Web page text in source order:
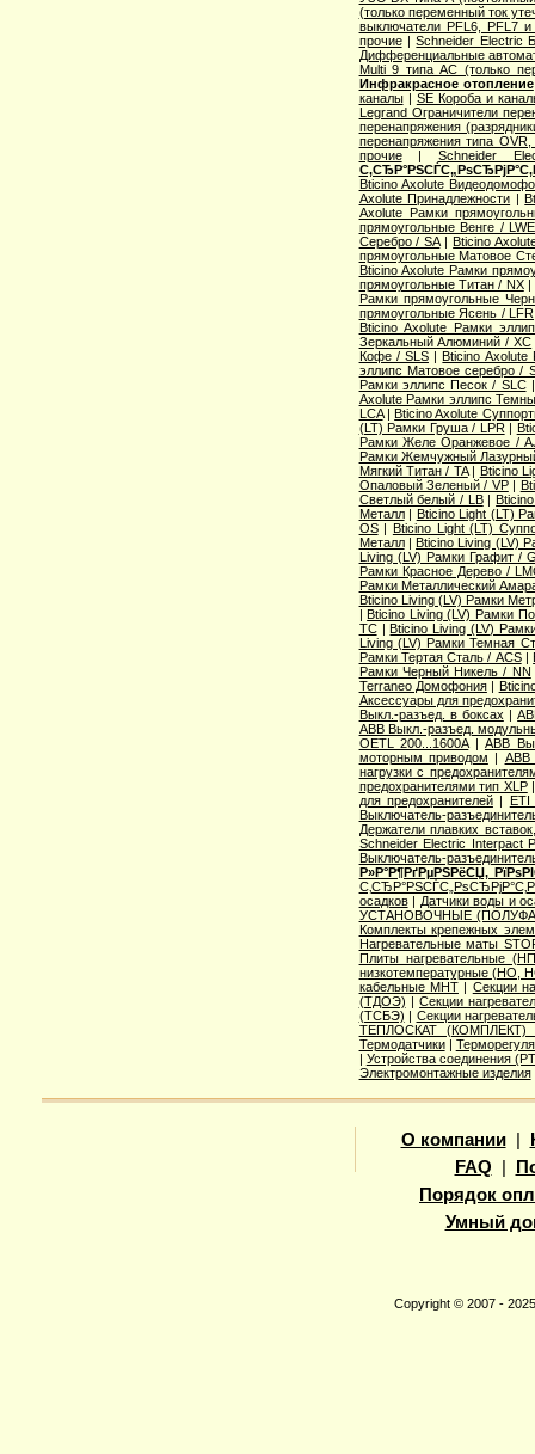
(только переменный ток
выключатели PFL6, PFL7 и
прочие|Schneider Electric
Дифференциальные
Multi 9 типа АС (только
Инфракрасное отопление
каналы| SE Короба и
Legrand Ограничители
перенапряжения
перенапряжения типа
прочие|Schneider
Bticino Axolute
Axolute Принадлежности |
Axolute Рамки
прямоугольные Венге / LWE
Серебро / SA|Bticino
прямоугольные Матовое
Bticino Axolute Рамки
прямоугольные Титан / NX|
Рамки прямоугольные
прямоугольные Ясень / LFR
Bticino Axolute Рамки
Зеркальный Алюминий / XC
Кофе / SLS|Bticino Axolute
эллипс Матовое серебро /
Рамки эллипс Песок / SLC
Axolute Рамки эллипс
LCA|Bticino Axolute
(LT) Рамки Груша / LPR|
Рамки Желе Оранжевое /
Рамки Жемчужный
Мягкий Титан / TA| Bticino
Опаловый Зеленый / VP|
Светлый белый / LB|
Металл| Bticino Light (LT)
OS| Bticino Light (LT)
Металл|Bticino Living (LV)
Living (LV) Рамки Графит /
Рамки Красное Дерево /
Рамки Металлический
Bticino Living (LV) Рамки
|Bticino Living (LV) Рамки
TC|Bticino Living (LV)
Living (LV) Рамки Темная
Рамки Тертая Сталь / ACS|
Рамки Черный Никель / NN
Terraneo Домофония|
Аксессуары для
Выкл.-разъед. в боксах |
ABB Выкл.-разъед.
OETL 200...1600A| ABB
моторным приводом | ABB
нагрузки с
предохранителями тип XLP
для предохранителей| ETI
Выключатель-
Держатели плавких
Schneider Electric Interpact
Выключатель-
Р»Р°Р¶РґРµРЅРёСЏ,
осадков| Датчики воды и
УСТАНОВОЧНЫЕ
Комплекты крепежных
Нагревательные маты
Плиты нагревательные
низкотемпературные
кабельные МНТ| Секции
(ТДОЭ) |Секции
(ТСБЭ) | Секции
ТЕПЛОСКАТ (КОМПЛЕКТ)
Термодатчики|
| Устройства соединения
Электромонтажные изделия
О компании|
FAQ
Порядок
Умный
Copyright © 2007 -